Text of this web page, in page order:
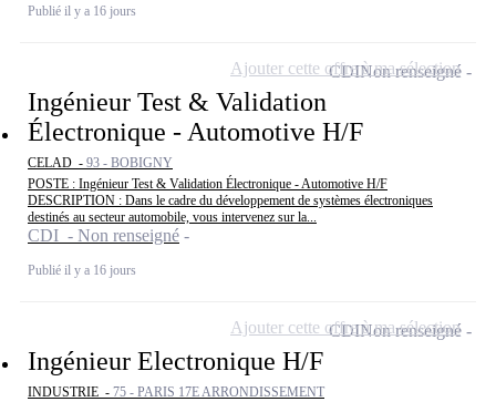
Publié il y a 16 jours
Ingénieur Test & Validation
Électronique - Automotive H/F
CELAD - 93 - BOBIGNY
POSTE : Ingénieur Test & Validation Électronique - Automotive H/F
DESCRIPTION : Dans le cadre du développement de systèmes électroniques
destinés au secteur automobile, vous intervenez sur la...
CDI - Non renseigné
Publié il y a 16 jours
CDINon renseigné
Ajouter cette offre à ma sélection
Ingénieur Electronique H/F
INDUSTRIE - 75 - PARIS 17E ARRONDISSEMENT
CDINon renseigné
Ajouter cette offre à ma sélection